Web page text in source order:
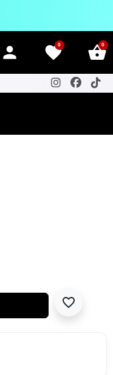
person favorite
0 shopping_basket
0
favorite_border